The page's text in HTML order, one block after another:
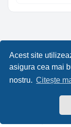
Acest site
asigura cea mai
nostru. Citește